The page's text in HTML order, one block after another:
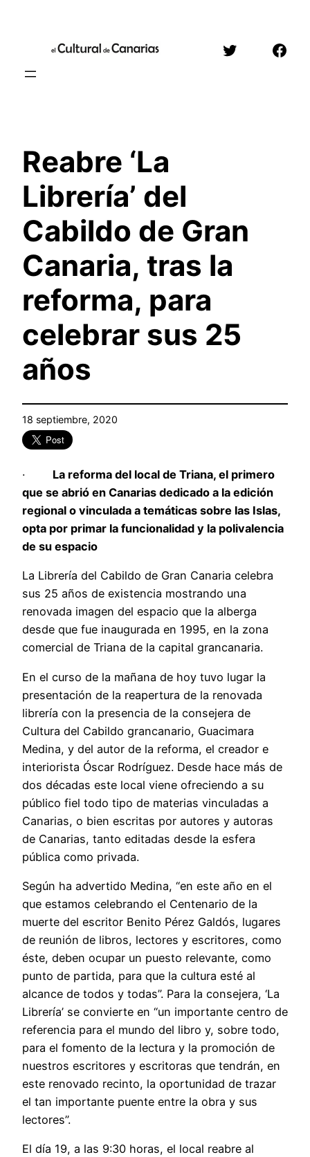
contenido
Twitter
Reabre ‘La
Librería’ del
Cabildo de Gran
Canaria, tras la
reforma, para
celebrar sus 25
años
18 septiembre, 2020
· La reforma del local de Triana, el primero
que se abrió en Canarias dedicado a la edición
regional o vinculada a temáticas sobre las Islas,
opta por primar la funcionalidad y la polivalencia
de su espacio
La Librería del Cabildo de Gran Canaria celebra
sus 25 años de existencia mostrando una
renovada imagen del espacio que la alberga
desde que fue inaugurada en 1995, en la zona
comercial de Triana de la capital grancanaria.
En el curso de la mañana de hoy tuvo lugar la
presentación de la reapertura de la renovada
librería con la presencia de la consejera de
Cultura del Cabildo grancanario, Guacimara
Medina, y del autor de la reforma, el creador e
interiorista Óscar Rodríguez. Desde hace más de
dos décadas este local viene ofreciendo a su
público fiel todo tipo de materias vinculadas a
Canarias, o bien escritas por autores y autoras
de Canarias, tanto editadas desde la esfera
pública como privada.
Según ha advertido Medina, “en este año en el
que estamos celebrando el Centenario de la
muerte del escritor Benito Pérez Galdós, lugares
de reunión de libros, lectores y escritores, como
éste, deben ocupar un puesto relevante, como
punto de partida, para que la cultura esté al
alcance de todos y todas”. Para la consejera, ‘La
Librería’ se convierte en “un importante centro de
referencia para el mundo del libro y, sobre todo,
para el fomento de la lectura y la promoción de
nuestros escritores y escritoras que tendrán, en
este renovado recinto, la oportunidad de trazar
el tan importante puente entre la obra y sus
lectores”.
El día 19, a las 9:30 horas, el local reabre al